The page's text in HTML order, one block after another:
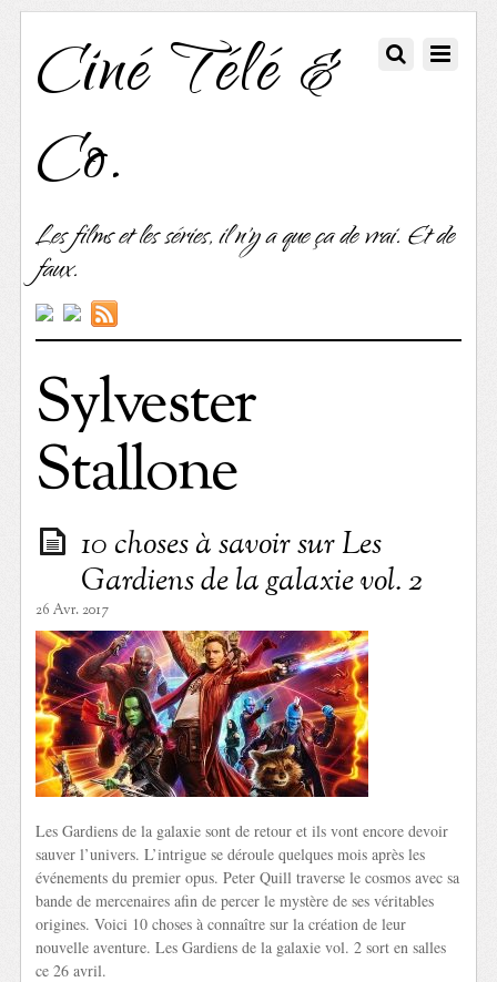
Ciné Télé &
Co.
Les films et les séries, il n'y a que ça de vrai. Et de
faux.
Sylvester
Stallone
10 choses à savoir sur Les
Gardiens de la galaxie vol. 2
26 Avr. 2017
Les Gardiens de la galaxie sont de retour et ils vont encore devoir
sauver l’univers. L’intrigue se déroule quelques mois après les
événements du premier opus. Peter Quill traverse le cosmos avec sa
bande de mercenaires afin de percer le mystère de ses véritables
origines. Voici 10 choses à connaître sur la création de leur
nouvelle aventure. Les Gardiens de la galaxie vol. 2 sort en salles
ce 26 avril.